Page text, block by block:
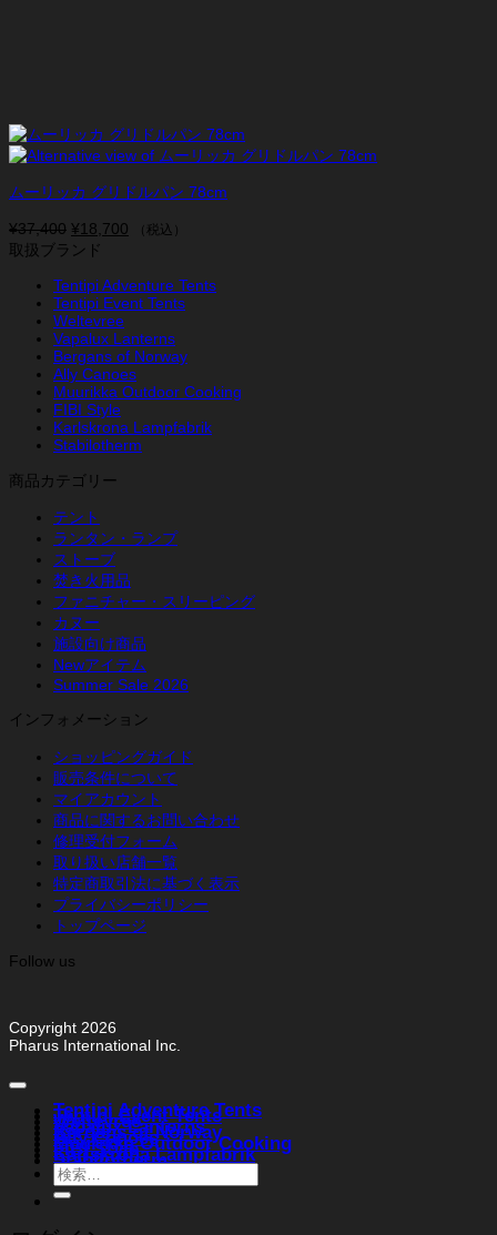
ムーリッカ グリドルパン 78cm
¥37,400 元
の
格
は
¥37,400
で
し
た。
¥18,700 現
価
格
は
¥18,700
で
す。
（税込）
取扱ブランド
Tentipi Adventure Tents
Tentipi Event Tents
Weltevree
Vapalux Lanterns
Bergans of Norway
Ally Canoes
Muurikka Outdoor Cooking
FIBI Style
Karlskrona Lampfabrik
Stabilotherm
商品カテゴリー
テント
ランタン・ランプ
ストーブ
焚き火用品
ファニチャー・スリーピング
カヌー
施設向け商品
Newアイテム
Summer Sale 2026
インフォメーション
ショッピングガイド
販売条件について
マイアカウント
商品に関するお問い合わせ
修理受付フォーム
取り扱い店舗一覧
特定商取引法に基づく表示
プライバシーポリシー
トップページ
Follow us
Copyright 2026
Pharus International Inc.
Tentipi Adventure Tents
Tentipi Event Tents
Weltevree
Vapalux Lanterns
Bergans of Norway
Ally Canoes
Muurikka Outdoor Cooking
FIBI Style
Karlskrona Lampfabrik
Stabilotherm
検
索
対
象: